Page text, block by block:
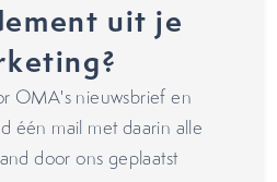
uit je
OMA's nieuwsbrief en
één mail met daarin alle
door ons geplaatst